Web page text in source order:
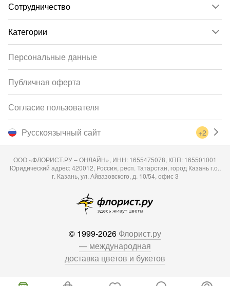
Сотрудничество
Категории
Русскоязычный сайт +2
Персональные данные
Публичная оферта
Согласие пользователя
ООО «ФЛОРИСТ.РУ – ОНЛАЙН», ИНН: 1655475078, КПП: 165501001
Юридический адрес: 420012, Россия, респ. Татарстан, город Казань г.о.,
г. Казань, ул. Айвазовского, д. 10/54, офис 3
© 1999-2026 Флорист.ру
— международная
доставка цветов и букетов